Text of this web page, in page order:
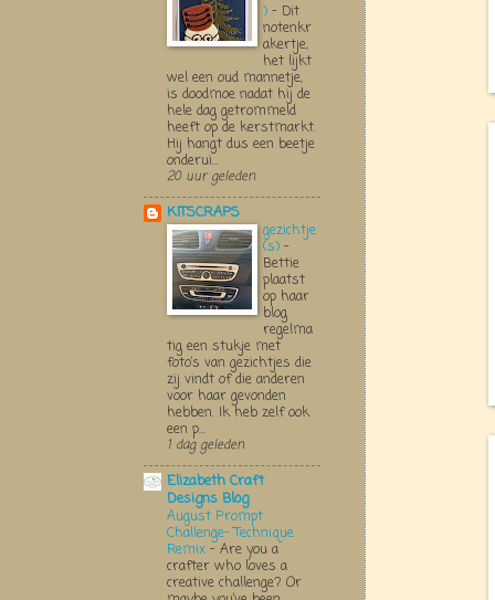
) - Dit
notenkr
akertje,
het lijkt
wel een oud mannetje,
is doodmoe nadat hij de
hele dag getrommeld
heeft op de kerstmarkt.
Hij hangt dus een beetje
onderui...
20 uur geleden
KITSCRAPS
gezichtje
(s) -
Bettie
plaatst
op haar
blog
regelma
tig een stukje met
foto’s van gezichtjes die
zij vindt of die anderen
voor haar gevonden
hebben. Ik heb zelf ook
een p...
1 dag geleden
Elizabeth Craft
Designs Blog
August Prompt
Challenge- Technique
Remix - Are you a
crafter who loves a
creative challenge? Or